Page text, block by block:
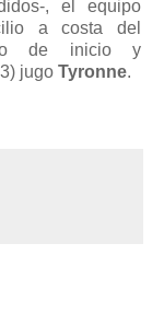
, el equipo
a costa del
de inicio y
jugo Tyronne.